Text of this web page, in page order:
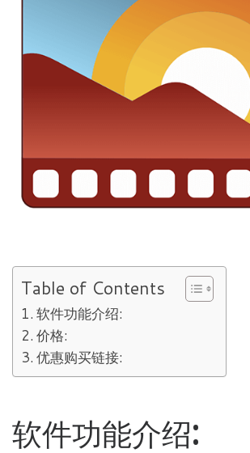
Table of Contents
软件功能介绍:
价格:
优惠购买链接:
软件功能介绍: